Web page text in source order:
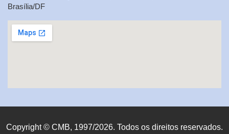
Brasília/DF
Copyright © CMB, 1997/2026. Todos os direitos reservados.